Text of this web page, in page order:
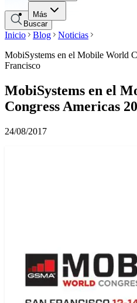
Más
Buscar
Inicio Blog
Noticias
MobiSystems en el Mobile World
Francisco
MobiSystems en el
Congress Americas
24/08/2017